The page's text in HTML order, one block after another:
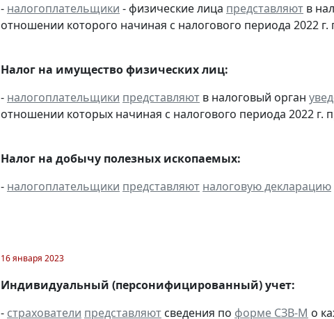
- налогоплательщики - физические лица представляют в
отношении которого начиная с налогового периода 2022
Налог на имущество физических лиц:
- налогоплательщики представляют в налоговый орган
отношении которых начиная с налогового периода 2022 г.
Налог на добычу полезных ископаемых:
- налогоплательщики представляют налоговую декларацию
16 января 2023
Индивидуальный (персонифицированный) учет:
- страхователи представляют сведения по форме СЗВ-М о